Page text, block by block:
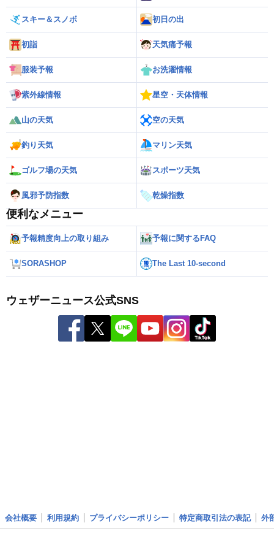
スキー＆スノボ 初日の出
初詣 天気痛予報
服装予報 お洗濯情報
紫外線情報 星空・天体情報
山の天気 空の天気
釣り天気 マリン天気
ゴルフ場の天気 スポーツ天気
風邪予防指数 乾燥指数
便利なメニュー
予報精度向上の取り組み 予報に関するFAQ
SORASHOP The Last 10-second
ウェザーニュース公式SNS
会社概要 利用規約 プライバシーポリシー 特定商取引法の表記 外